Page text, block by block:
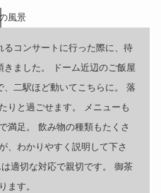
るコンサートに行った際に、待
きました。 ドーム近辺のご飯屋
、二駅ほど動いてこちらに。 落
りと過ごせます。 メニューも
満足。 飲み物の種類もたくさ
、わかりやすく説明して下さ
適切な対応で親切です。 御茶
ます。